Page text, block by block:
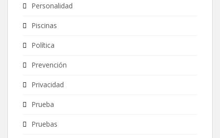
Personalidad
Piscinas
Política
Prevención
Privacidad
Prueba
Pruebas